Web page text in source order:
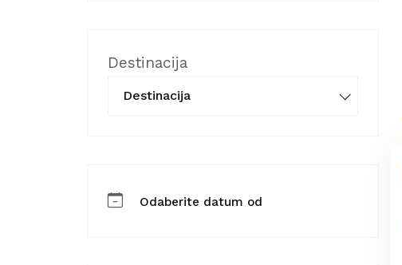
Destinacija
Destinacija